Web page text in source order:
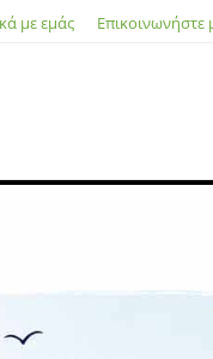
με εμάς Επικοινωνήστε
– ARGB Device Cable